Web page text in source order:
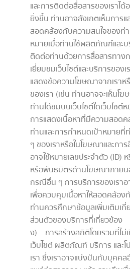
และการติดต่อสื่อสารของเราไ
ยิ่งขึ้น ท่านอาจสังเกตเห็นการ
สอดคล้องกับความสนใจของท่
หมายเมื่อท่านใช้ผลิตภัณฑ์และบ
ติดต่อท่านด้วยการสื่อสารทาง
เยี่ยมชมเว็บไซต์และบริการขอ
แสดงข้อความโฆษณาจากเรา
ของเรา (เช่น ท่านอาจจะเห็น
ท่านได้ชมบนเว็บไซต์ใดเว็บไซต์
การแสดงเนื้อหาที่มีความสอด
ท่านและการกำหนดเป้าหมายที่
ๆ ของเราหรือในโฆษณาและกา
อาจใช้หมายเลขประจำตัว (ID)
หรือพันธมิตรด้านโฆษณาภายน
กรณีอื่น ๆ การบริการของเราอ
เพื่อควบคุมเนื้อหาให้สอดคล้อง
ท่านควรศึกษาข้อมูลเพิ่มเติมเกี่
ส่วนตัวของบริการที่เกี่ยวข้อง
ง) การสร้างสถิติโดยรวมที่ไม่
เว็บไซต์ ผลิตภัณฑ์ บริการ และ
เรา ซึ่งเราอาจแบ่งปันกับบุคคล